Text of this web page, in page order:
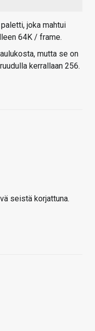
joka mahtui
64K / frame.
mutta se on
kerrallaan 256.
seistä korjattuna.